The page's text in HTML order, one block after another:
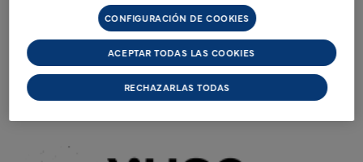
seleccionadas una oportunidad única en la vida para salir de la
escena musical underground y presentarse al gran público. Su
trabajo se dará a conocer a través de una actuación local y, por
supuesto, en nuestros canales sociales.
¿Te animas a celebrar nuestro 10º aniversario descubriendo juntos
CONFIGURACIÓN DE COOKIES
RECHAZARLAS TODAS
ACEPTAR TODAS LAS COOKIES